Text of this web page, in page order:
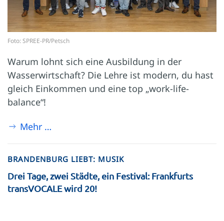
Foto: SPREE-PR/Petsch
Warum lohnt sich eine Ausbildung in der
Wasserwirtschaft? Die Lehre ist modern, du hast
gleich Einkommen und eine top „work-life-
balance“!
Mehr …
BRANDENBURG LIEBT: MUSIK
Drei Tage, zwei Städte, ein Festival: Frankfurts
transVOCALE wird 20!